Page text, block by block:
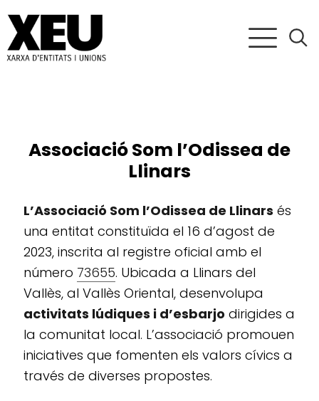
Associació Som l’Odissea de
Llinars
L’Associació Som l’Odissea de Llinars és
una entitat constituïda el 16 d’agost de
2023, inscrita al registre oficial amb el
número 73655. Ubicada a Llinars del
Vallès, al Vallès Oriental, desenvolupa
activitats lúdiques i d’esbarjo dirigides a
la comunitat local. L’associació promouen
iniciatives que fomenten els valors cívics a
través de diverses propostes.